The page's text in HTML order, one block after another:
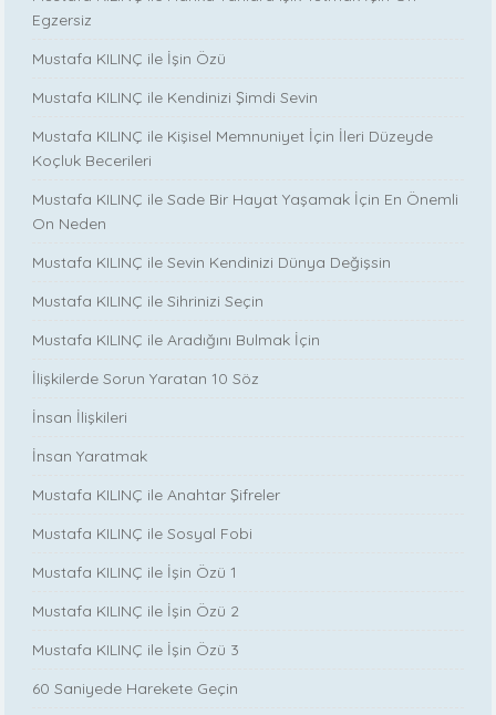
Egzersiz
Mustafa KILINÇ ile İşin Özü
Mustafa KILINÇ ile Kendinizi Şimdi Sevin
Mustafa KILINÇ ile Kişisel Memnuniyet İçin İleri Düzeyde
Koçluk Becerileri
Mustafa KILINÇ ile Sade Bir Hayat Yaşamak İçin En Önemli
On Neden
Mustafa KILINÇ ile Sevin Kendinizi Dünya Değişsin
Mustafa KILINÇ ile Sihrinizi Seçin
Mustafa KILINÇ ile Aradığını Bulmak İçin
İlişkilerde Sorun Yaratan 10 Söz
İnsan İlişkileri
İnsan Yaratmak
Mustafa KILINÇ ile Anahtar Şifreler
Mustafa KILINÇ ile Sosyal Fobi
Mustafa KILINÇ ile İşin Özü 1
Mustafa KILINÇ ile İşin Özü 2
Mustafa KILINÇ ile İşin Özü 3
60 Saniyede Harekete Geçin